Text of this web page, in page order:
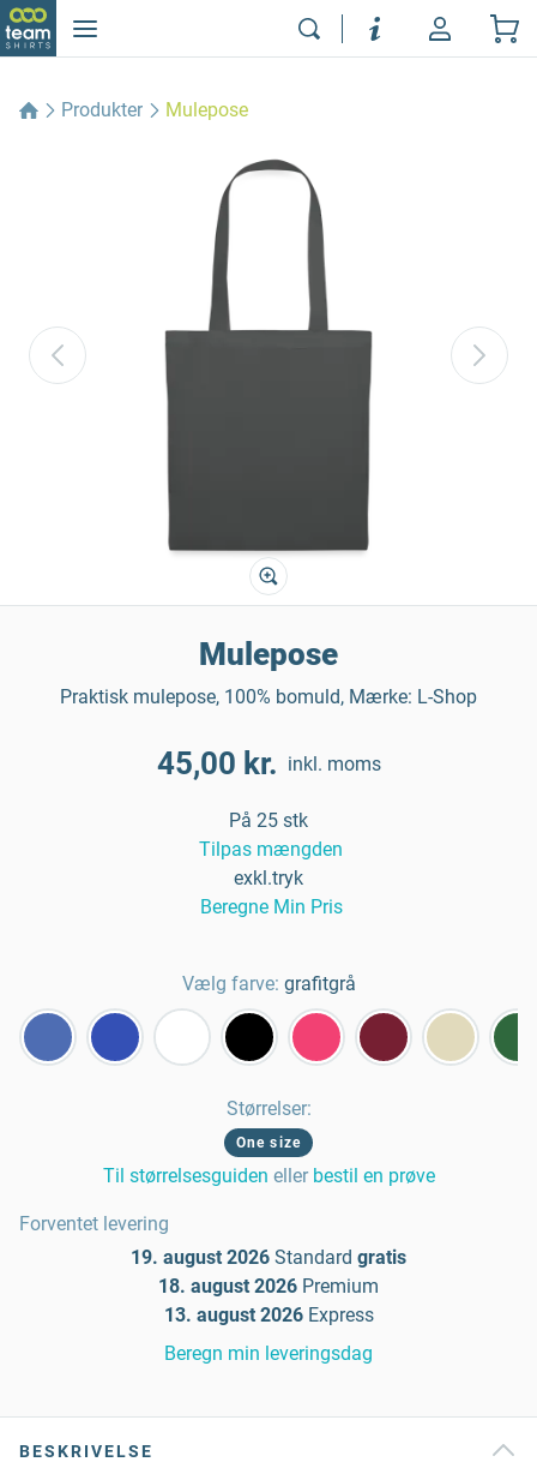
Produkter Mulepose
Mulepose
Praktisk mulepose, 100% bomuld, Mærke: L-Shop
45,00 kr. inkl. moms
På 25 stk
Tilpas mængden
exkl.tryk
Beregne Min Pris
Vælg farve: grafitgrå
Størrelser:
One size
Til størrelsesguiden eller bestil en prøve
Forventet levering
19. august 2026 Standard gratis
18. august 2026 Premium
13. august 2026 Express
Beregn min leveringsdag
BESKRIVELSE